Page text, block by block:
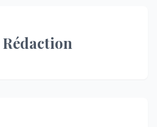
Rédaction